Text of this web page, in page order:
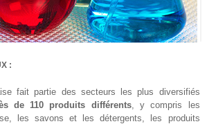
:
fait partie des secteurs les plus diversifiés
de 110 produits différents, y compris les
les savons et les détergents, les produits